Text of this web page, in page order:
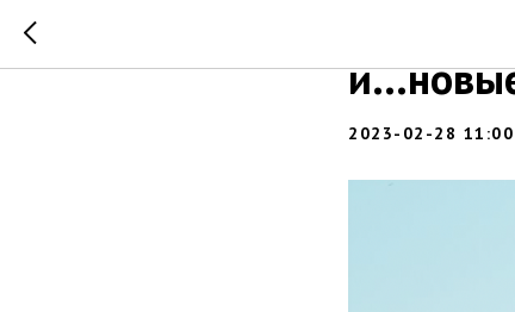
2023-02-28 11:00